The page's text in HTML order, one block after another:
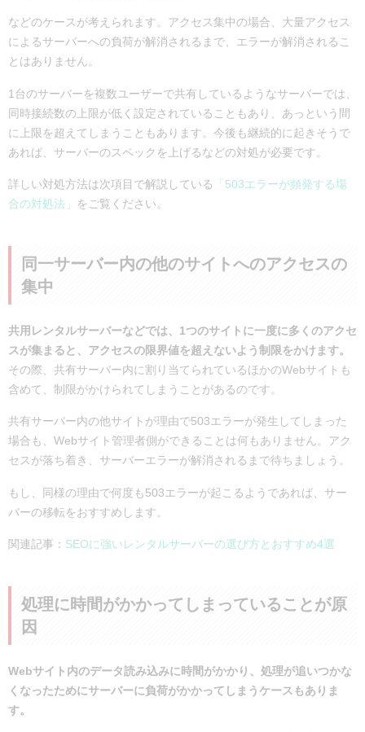
などのケースが考えられます。アクセス集中の場合、大量アクセス
によるサーバーへの負荷が解消されるまで、エラーが解消されるこ
とはありません。
1台のサーバーを複数ユーザーで共有しているようなサーバーでは、
同時接続数の上限が低く設定されていることもあり、あっという間
に上限を超えてしまうこともあります。今後も継続的に起きそうで
あれば、サーバーのスペックを上げるなどの対処が必要です。
詳しい対処方法は次項目で解説している
「503エラーが頻発する場
合の対処法」
をご覧ください。
同一サーバー内の他のサイトへのアクセスの
集中
共用レンタルサーバーなどでは、1つのサイトに一度に多くのアクセ
スが集まると、アクセスの限界値を超えないよう制限をかけます。
その際、共有サーバー内に割り当てられているほかのWebサイトも
含めて、制限がかけられてしまうことがあるのです。
共有サーバー内の他サイトが理由で503エラーが発生してしまった
場合も、Webサイト管理者側ができることは何もありません。アク
セスが落ち着き、サーバーエラーが解消されるまで待ちましょう。
もし、同様の理由で何度も503エラーが起こるようであれば、サー
バーの移転をおすすめします。
関連記事： SEOに強いレンタルサーバーの選び方とおすすめ4選
処理に時間がかかってしまっていることが原
因
Webサイト内のデータ読み込みに時間がかかり、処理が追いつかな
くなったためにサーバーに負荷がかかってしまうケースもありま
す。